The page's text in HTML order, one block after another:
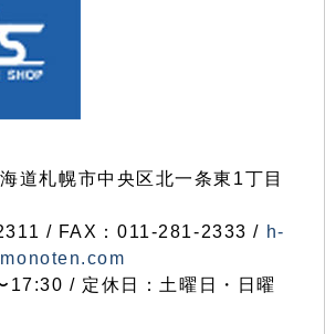
札幌市中央区北一条東1丁目
/ FAX：011-281-2333 / h-
17:30 / 定休日：土曜日・日曜